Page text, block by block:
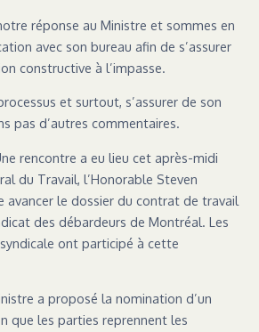
réponse au Ministre et sommes en
avec son bureau afin de s’assurer
constructive à l’impasse.
et surtout, s’assurer de son
pas d’autres commentaires.
rencontre a eu lieu cet après-midi
du Travail, l’Honorable Steven
avancer le dossier du contrat de travail
des débardeurs de Montréal. Les
ont participé à cette
a proposé la nomination d’un
que les parties reprennent les